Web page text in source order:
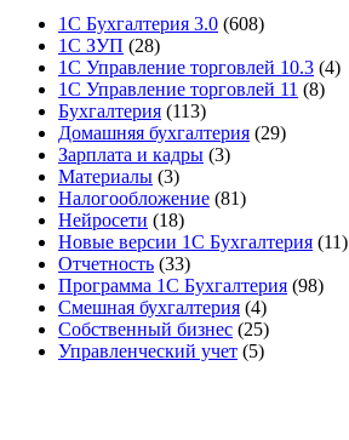
1С Бухгалтерия 3.0 (608)
1С ЗУП (28)
1С Управление торговлей 10.3 (4)
1С Управление торговлей 11 (8)
Бухгалтерия (113)
Домашняя бухгалтерия (29)
Зарплата и кадры (3)
Материалы (3)
Налогообложение (81)
Нейросети (18)
Новые версии 1С Бухгалтерия (11)
Отчетность (33)
Программа 1С Бухгалтерия (98)
Смешная бухгалтерия (4)
Собственный бизнес (25)
Управленческий учет (5)